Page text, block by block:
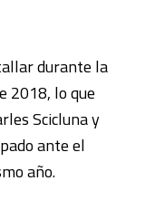
durante la
2018, lo que
Scicluna y
ante el
año.